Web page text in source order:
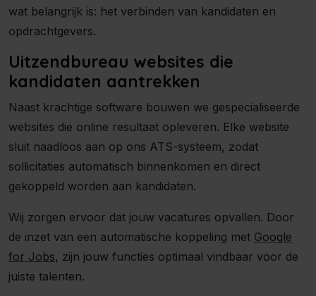
wat belangrijk is: het verbinden van kandidaten en
opdrachtgevers.
Uitzendbureau websites die
kandidaten aantrekken
Naast krachtige software bouwen we gespecialiseerde
websites die online resultaat opleveren. Elke website
sluit naadloos aan op ons ATS-systeem, zodat
sollicitaties automatisch binnenkomen en direct
gekoppeld worden aan kandidaten.
Wij zorgen ervoor dat jouw vacatures opvallen. Door
de inzet van een automatische koppeling met Google
for Jobs, zijn jouw functies optimaal vindbaar voor de
juiste talenten.